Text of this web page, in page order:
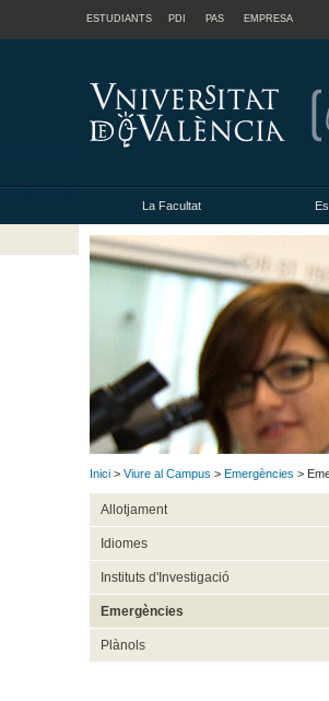
ESTUDIANTS PDI PAS EMPRESA
La Facultat
Inici > Viure al Campus > Emergències >
Allotjament
Idiomes
Instituts d'Investigació
Emergències
Plànols